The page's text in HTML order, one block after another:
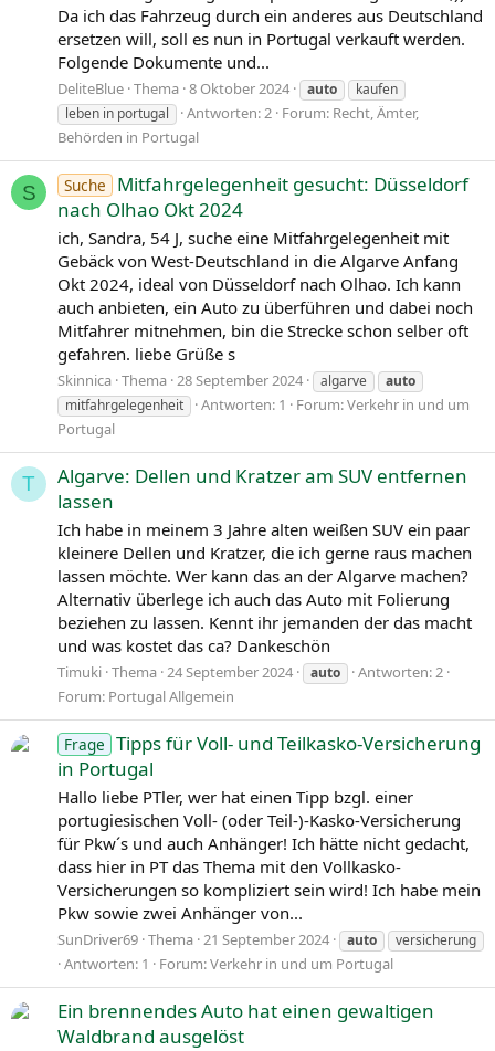
Da ich das Fahrzeug durch ein anderes aus Deutschland
ersetzen will, soll es nun in Portugal verkauft werden.
Folgende Dokumente und...
DeliteBlue Thema 8 Oktober 2024 auto
kaufen
leben in portugal
Antworten: 2 Forum: Recht, Ämter,
Behörden in Portugal
S Suche
Mitfahrgelegenheit gesucht: Düsseldorf
nach Olhao Okt 2024
ich, Sandra, 54 J, suche eine Mitfahrgelegenheit mit
Gebäck von West-Deutschland in die Algarve Anfang
Okt 2024, ideal von Düsseldorf nach Olhao. Ich kann
auch anbieten, ein Auto zu überführen und dabei noch
Mitfahrer mitnehmen, bin die Strecke schon selber oft
gefahren. liebe Grüße s
Skinnica Thema 28 September 2024 algarve
auto
mitfahrgelegenheit
Antworten: 1 Forum:Verkehr in und um
Portugal
T
Algarve: Dellen und Kratzer am SUV entfernen
lassen
Ich habe in meinem 3 Jahre alten weißen SUV ein paar
kleinere Dellen und Kratzer, die ich gerne raus machen
lassen möchte. Wer kann das an der Algarve machen?
Alternativ überlege ich auch das Auto mit Folierung
beziehen zu lassen. Kennt ihr jemanden der das macht
und was kostet das ca? Dankeschön
Timuki Thema 24 September 2024 auto
Antworten: 2
Forum: Portugal Allgemein
Frage Tipps für Voll- und Teilkasko-Versicherung
in Portugal
Hallo liebe PTler, wer hat einen Tipp bzgl. einer
portugiesischen Voll- (oder Teil-)-Kasko-Versicherung
für Pkw´s und auch Anhänger! Ich hätte nicht gedacht,
dass hier in PT das Thema mit den Vollkasko-
Versicherungen so kompliziert sein wird! Ich habe mein
Pkw sowie zwei Anhänger von...
SunDriver69 Thema 21 September 2024 auto versicherung
Antworten: 1 Forum:Verkehr in und um Portugal
Ein brennendes Auto hat einen gewaltigen
Waldbrand ausgelöst